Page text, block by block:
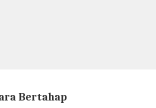
Bertahap